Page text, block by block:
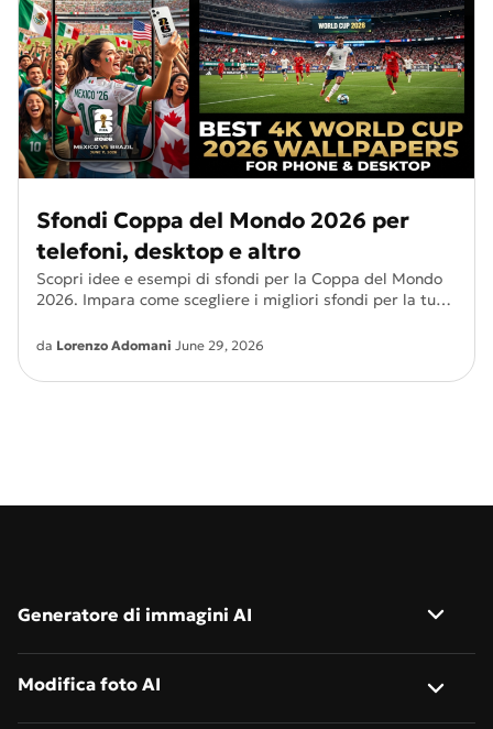
Sfondi Coppa del Mondo 2026 per
telefoni, desktop e altro
Scopri idee e esempi di sfondi per la Coppa del Mondo
2026. Impara come scegliere i migliori sfondi per la tua
versioni personalizzate!
da Lorenzo Adomani June 29, 2026
Generatore di immagini AI
Immagine a immagine
Modifica foto AI